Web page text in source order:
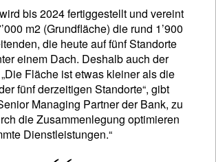
bis 2024 fertiggestellt und vereint
m2 (Grundfläche) die rund 1’900
die heute auf fünf Standorte
einem Dach. Deshalb auch der
Fläche ist etwas kleiner als die
fünf derzeitigen Standorte“, gibt
Managing Partner der Bank, zu
die Zusammenlegung optimieren
Dienstleistungen.“